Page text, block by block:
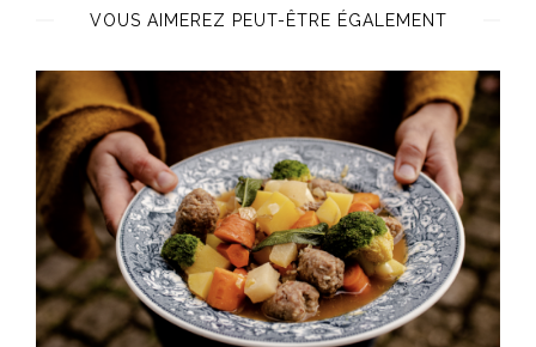
VOUS AIMEREZ PEUT-ÊTRE ÉGALEMENT